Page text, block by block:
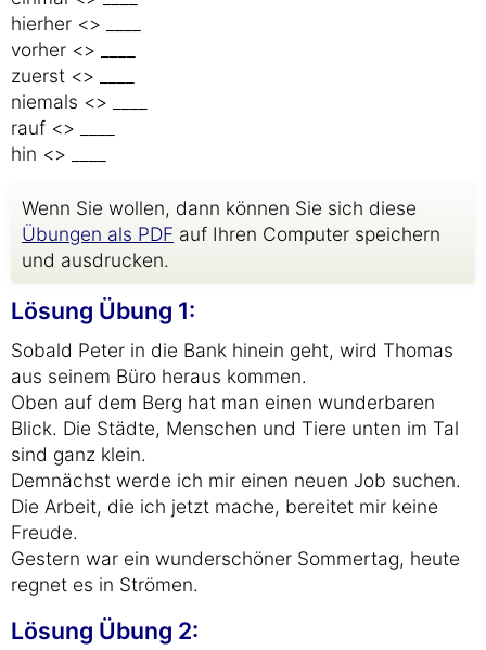
hierher <> ____
vorher <> ____
zuerst <> ____
niemals <> ____
rauf <> ____
hin <> ____
Wenn Sie wollen, dann können Sie sich diese
Übungen als PDF auf Ihren Computer speichern
und ausdrucken.
Lösung Übung 1:
Sobald Peter in die Bank hinein geht, wird Thomas
aus seinem Büro heraus kommen.
Oben auf dem Berg hat man einen wunderbaren
Blick. Die Städte, Menschen und Tiere unten im Tal
sind ganz klein.
Demnächst werde ich mir einen neuen Job suchen.
Die Arbeit, die ich jetzt mache, bereitet mir keine
Freude.
Gestern war ein wunderschöner Sommertag, heute
regnet es in Strömen.
Lösung Übung 2: